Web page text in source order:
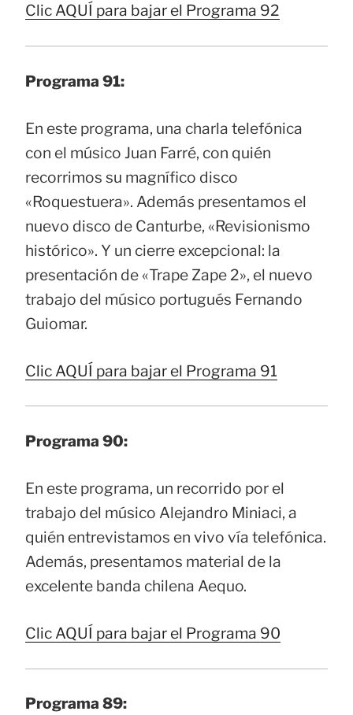
Clic AQUÍ para bajar el Programa 92
Programa 91:
En este programa, una charla telefónica
con el músico Juan Farré, con quién
recorrimos su magnífico disco
«Roquestuera». Además presentamos el
nuevo disco de Canturbe, «Revisionismo
histórico». Y un cierre excepcional: la
presentación de «Trape Zape 2», el nuevo
trabajo del músico portugués Fernando
Guiomar.
Clic AQUÍ para bajar el Programa 91
Programa 90:
En este programa, un recorrido por el
trabajo del músico Alejandro Miniaci, a
quién entrevistamos en vivo vía telefónica.
Además, presentamos material de la
excelente banda chilena Aequo.
Clic AQUÍ para bajar el Programa 90
Programa 89: